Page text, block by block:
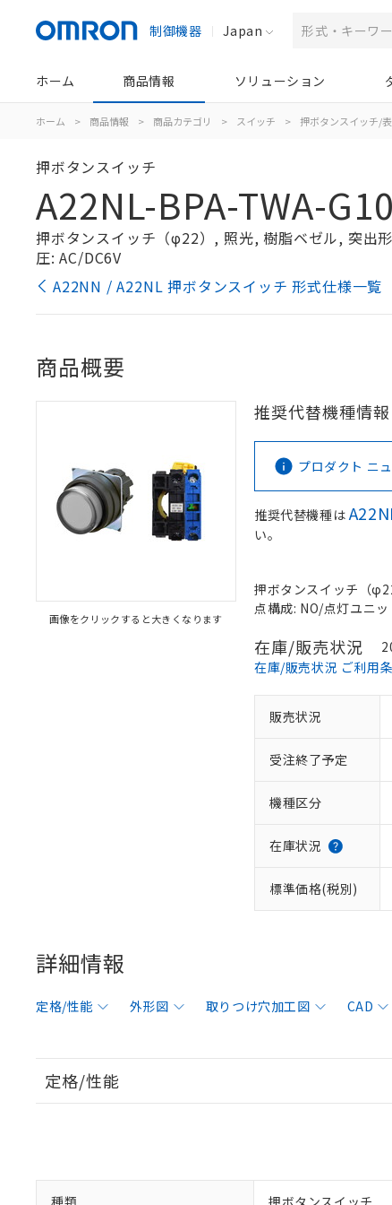
制御機器 Japan
ホーム 商品情報 ソリューション
ホーム > 商品情報 > 商品カテゴリ > スイッチ > 押ボタンスイッチ/
押ボタンスイッチ
A22NL-BPA-TWA-
押ボタンスイッチ（φ22）, 照光, 樹脂ベゼル, 突出
圧: AC/DC6V
A22NN / A22NL 押ボタンスイッチ 形式仕様一覧
商品概要
画像をクリックすると大きくなります
推奨代替機種情報
プロダクト ニ
推奨代替機種は
い。
押ボタンスイッチ（
点構成: NO/点灯ユニ
在庫/販売状況
在庫/販売状況 ご利用
販売状況
受注終了予定
機種区分
在庫状況
標準価格(税別)
詳細情報
定格/性能 外形図 取りつけ穴加工図 CAD
定格/性能
種類 押ボタンスイッチ